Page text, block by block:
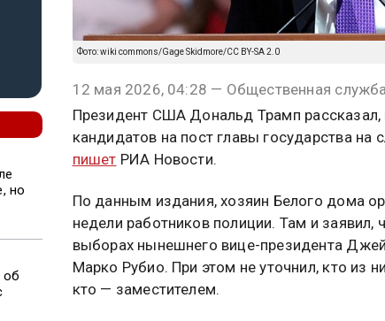
но
об
Фото: wiki commons/Gage Skidmore/CC BY-SA 2.0
12 мая 2026, 04:28 — Общественная
Президент США Дональд Трамп рассказал,
кандидатов на пост главы государства
пишет РИА Новости.
По данным издания, хозяин Белого дома
недели работников полиции. Там и заявил,
выборах нынешнего вице-президента
Марко Рубио. При этом не уточнил, кто из
кто — заместителем.